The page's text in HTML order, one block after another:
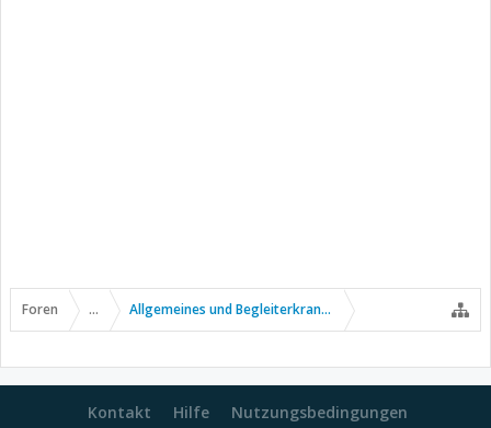
Foren ... Allgemeines und Begleiterkrankungen
Kontakt Hilfe Nutzungsbedingungen